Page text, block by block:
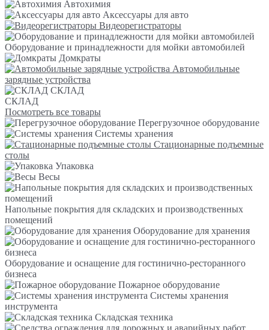
Автохимия
Аксессуары для авто
Видеорегистраторы
Оборудование и принадлежности для мойки автомобилей
Домкраты
Автомобильные
зарядные устройства
СКЛАД
СКЛАД
Посмотреть все товары
Перегрузочное оборудование
Системы хранения
Стационарные подъемные
столы
Упаковка
Весы
Напольные покрытия для складских и производственных
помещений
Оборудование для хранения
Оборудование и оснащение для гостинично-ресторанного
бизнеса
Пожарное оборудование
Системы хранения
инструмента
Складская техника